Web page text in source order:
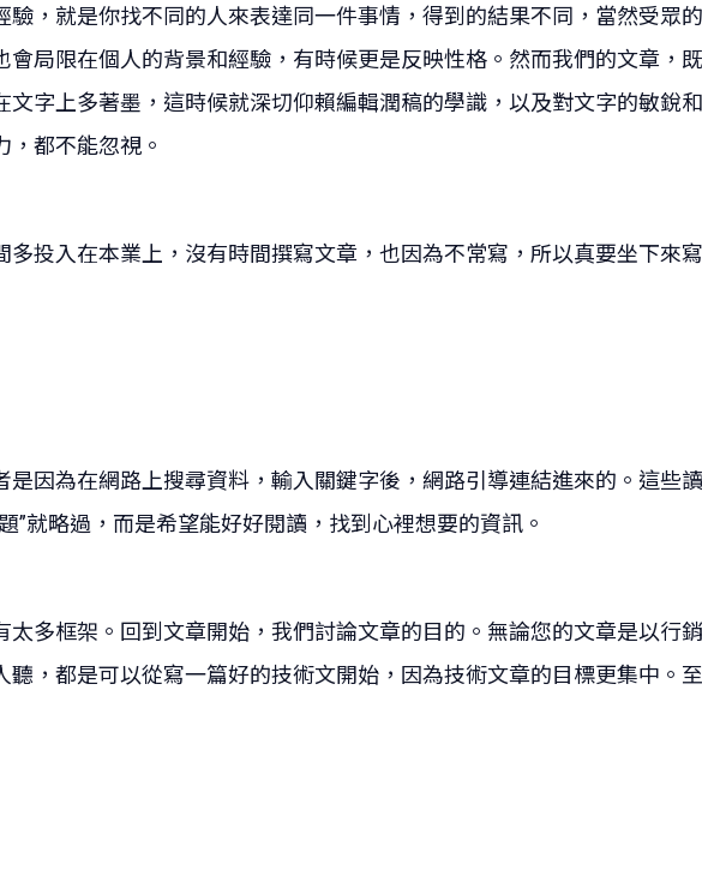
驗，就是你找不同的人來表達同一件事情，得到的結果不同，當然受眾
局限在個人的背景和經驗，有時候更是反映性格。然而我們的文章，
字上多著墨，這時候就深切仰賴編輯潤稿的學識，以及對文字的敏銳
都不能忽視。
投入在本業上，沒有時間撰寫文章，也因為不常寫，所以真要坐下來
因為在網路上搜尋資料，輸入關鍵字後，網路引導連結進來的。這些
”就略過，而是希望能好好閱讀，找到心裡想要的資訊。
多框架。回到文章開始，我們討論文章的目的。無論您的文章是以行
，都是可以從寫一篇好的技術文開始，因為技術文章的目標更集中。